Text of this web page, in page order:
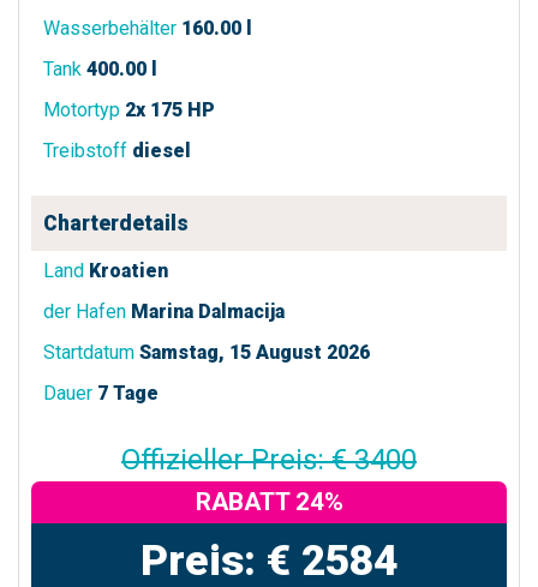
Wasserbehälter 160.00 l
Tank 400.00 l
Motortyp 2x 175 HP
Treibstoff diesel
Charterdetails
Land Kroatien
der Hafen Marina Dalmacija
Startdatum Samstag, 15 August 2026
Dauer 7 Tage
Offizieller Preis: € 3400
RABATT 24%
Preis: € 2584